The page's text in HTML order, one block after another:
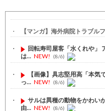
【マンガ】海外病院トラブル
回転寿司屋客「水くれや」
は... NEW! (8/6)
【画像】具志堅用高「本
っ... NEW! (8/6)
サルは異種の動物をかわい
由... NEW! (8/6)